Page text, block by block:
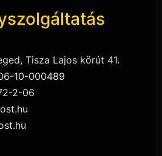
Tisza Lajos körút 41.
10-000489
2-06